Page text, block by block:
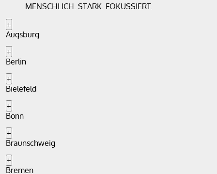
MENSCHLICH. STARK. FOKUSSIERT.
+
Augsburg
+
Berlin
+
Bielefeld
+
Bonn
+
Braunschweig
+
Bremen